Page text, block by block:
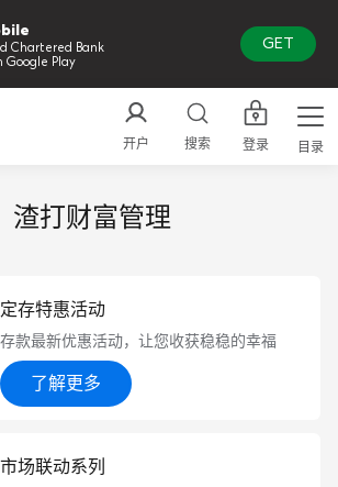
开户 搜索 登录 目录
渣打财富管理
定存特惠活动
存款最新优惠活动，让您收获稳稳的幸福
了解更多
市场联动系列
Chartered Bank
Google Play
GET